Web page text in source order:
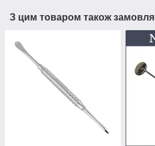
З цим товаром також